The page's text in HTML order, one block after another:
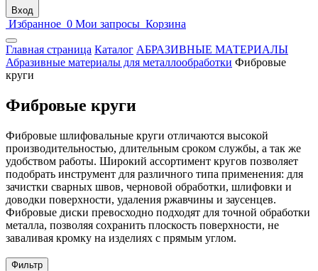
Вход
Избранное 0 Мои запросы Корзина
Главная страница Каталог АБРАЗИВНЫЕ МАТЕРИАЛЫ
Абразивные материалы для металлообработки Фибровые
круги
Фибровые круги
Фибровые шлифовальные круги отличаются высокой
производительностью, длительным сроком службы, а так же
удобством работы. Широкий ассортимент кругов позволяет
подобрать инструмент для различного типа применения: для
зачистки сварных швов, черновой обработки, шлифовки и
доводки поверхности, удаления ржавчины и заусенцев.
Фибровые диски превосходно подходят для точной обработки
металла, позволяя сохранить плоскость поверхности, не
заваливая кромку на изделиях с прямым углом.
Фильтр